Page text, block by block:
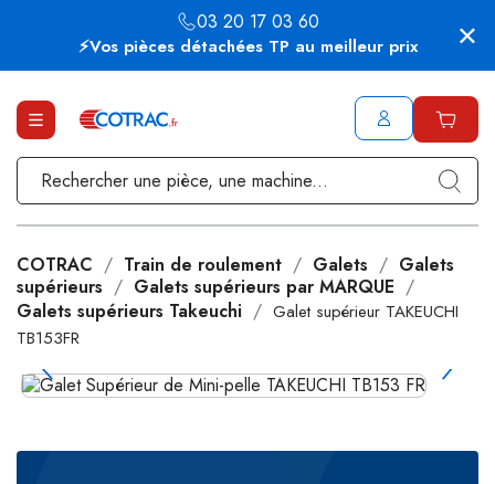
⚡Vos pièces détachées TP au meilleur prix
03 20 17 03 60
COTRAC Train de roulement Galets
Galets
supérieurs
Galets supérieurs par MARQUE
Galets supérieurs Takeuchi
Galet supérieur TAKEUCHI
TB153FR